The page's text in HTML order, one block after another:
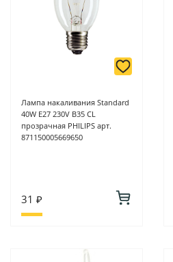
Лампа накаливания Standard
40W E27 230V B35 CL
прозрачная PHILIPS арт.
871150005669650
31 ₽